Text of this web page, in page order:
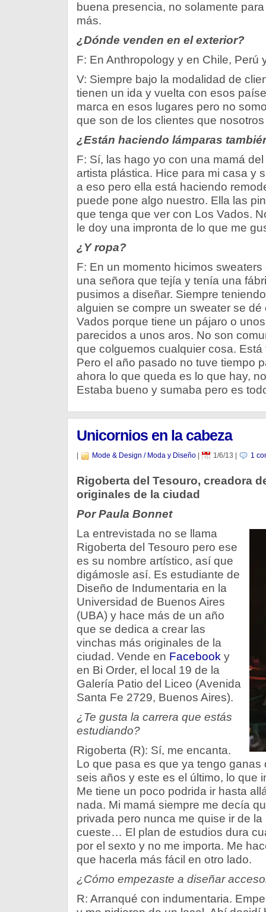
buena presencia, no solamente
más.
¿Dónde venden en el exterior?
F: En Anthropology y en Chile, Perú
V: Siempre bajo la modalidad de
tienen un ida y vuelta con esos
marca en esos lugares pero no
que son de los clientes que
¿Están haciendo lámparas
F: Sí, las hago yo con una mamá
artista plástica. Hice para mi casa y
a eso pero ella está haciendo
puede pone algo nuestro. Ella las
que tenga que ver con Los Vados.
le doy una impronta de lo que me
¿Y ropa?
F: En un momento hicimos
una señora que tejía y tenía una
pusimos a diseñar. Siempre
alguien se compre un sweater se
Vados porque tiene un pájaro o
parecidos a unos aros. No son
que colguemos cualquier cosa.
Pero el año pasado no tuve tiempo
ahora lo que queda es lo que hay,
Estaba bueno y sumaba pero es
Unicornios en la cabeza
Mode & Design / Moda y Diseño| 1/6/13 1
Rigoberta del Tesouro, creadora
originales de la ciudad
Por Paula Bonnet
La entrevistada no se llama
Rigoberta del Tesouro pero ese
es su nombre artístico, así que
digámosle así. Es estudiante de
Diseño de Indumentaria en la
Universidad de Buenos Aires
(UBA) y hace más de un año
que se dedica a crear las
vinchas más originales de la
ciudad. Vende en Facebook y
en Bi Order, el local 19 de la
Galería Patio del Liceo (Avenida
Santa Fe 2729, Buenos Aires).
¿Te gusta la carrera que estás
estudiando?
Rigoberta (R): Sí, me encanta.
Lo que pasa es que ya tengo ganas
seis años y este es el último, lo que
Me tiene un poco podrida ir hasta
nada. Mi mamá siempre me decía
privada pero nunca me quise ir de
cueste… El plan de estudios dura
por el sexto y no me importa. Me
que hacerla más fácil en otro lado.
¿Cómo empezaste a diseñar
R: Arranqué con indumentaria.